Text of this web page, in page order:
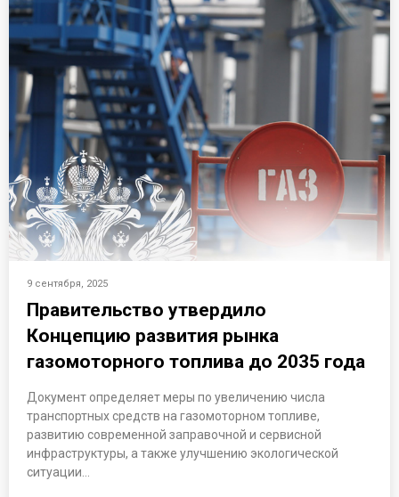
9 сентября, 2025
Правительство утвердило
Концепцию развития рынка
газомоторного топлива до 2035 года
Документ определяет меры по увеличению числа
транспортных средств на газомоторном топливе,
развитию современной заправочной и сервисной
инфраструктуры, а также улучшению экологической
ситуации…